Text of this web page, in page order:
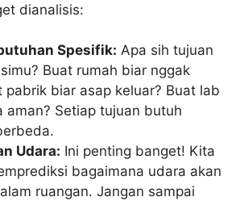
dianalisis:
Spesifik: Apa sih tujuan
Buat rumah biar nggak
pabrik biar asap keluar? Buat lab
aman? Setiap tujuan butuh
Udara: Ini penting banget! Kita
bagaimana udara akan
ruangan. Jangan sampai